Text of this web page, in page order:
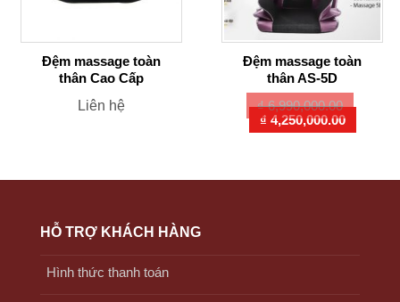
Đệm massage toàn
thân Cao Cấp
Liên hệ
Đệm massage toàn
thân AS-5D
₫6,990,000.00
Giá
gốc
₫ 4,250,000.00
hiện
₫
HỖ TRỢ KHÁCH HÀNG
Hình thức thanh toán